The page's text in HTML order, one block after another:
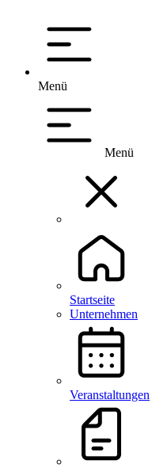
Menü
Menü
Startseite
Unternehmen
Veranstaltungen